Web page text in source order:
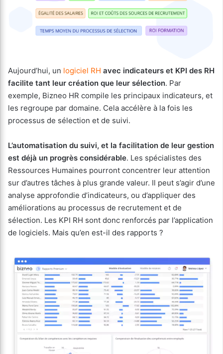
Aujourd’hui, un logiciel RH avec indicateurs et KPI des RH
facilite tant leur création que leur sélection. Par
exemple, Bizneo HR compile les principaux indicateurs, et
les regroupe par domaine. Cela accélère à la fois les
processus de sélection et de suivi.
L’automatisation du suivi, et la facilitation de leur gestion
est déjà un progrès considérable. Les spécialistes des
Ressources Humaines pourront concentrer leur attention
sur d’autres tâches à plus grande valeur. Il peut s’agir d’une
analyse approfondie d’indicateurs, ou d’appliquer des
améliorations au processus de recrutement et de
sélection. Les KPI RH sont donc renforcés par l’application
de logiciels. Mais qu’en est-il des rapports ?